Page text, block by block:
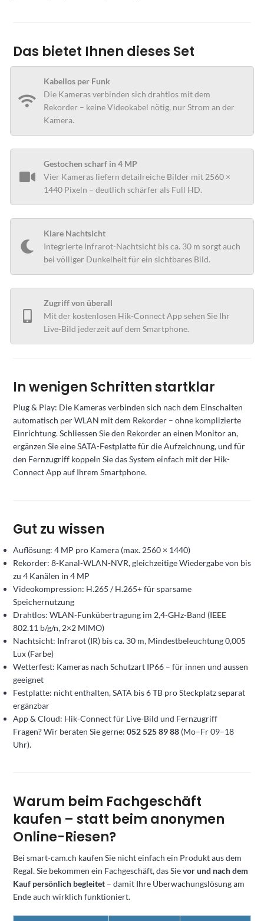
Das bietet Ihnen dieses Set
Kabellos per Funk
Die Kameras verbinden sich drahtlos mit dem
Rekorder – keine Videokabel nötig, nur Strom an der
Kamera.
Gestochen scharf in 4 MP
Vier Kameras liefern detailreiche Bilder mit 2560 ×
1440 Pixeln – deutlich schärfer als Full HD.
Klare Nachtsicht
Integrierte Infrarot-Nachtsicht bis ca. 30 m sorgt auch
bei völliger Dunkelheit für ein sichtbares Bild.
Zugriff von überall
Mit der kostenlosen Hik-Connect App sehen Sie Ihr
Live-Bild jederzeit auf dem Smartphone.
In wenigen Schritten startklar
Plug & Play: Die Kameras verbinden sich nach dem Einschalten
automatisch per WLAN mit dem Rekorder – ohne komplizierte
Einrichtung. Schliessen Sie den Rekorder an einen Monitor an,
ergänzen Sie eine SATA-Festplatte für die Aufzeichnung, und für
den Fernzugriff koppeln Sie das System einfach mit der Hik-
Connect App auf Ihrem Smartphone.
Gut zu wissen
Auflösung: 4 MP pro Kamera (max. 2560 × 1440)
Rekorder: 8-Kanal-WLAN-NVR, gleichzeitige Wiedergabe von bis
zu 4 Kanälen in 4 MP
Videokompression: H.265 / H.265+ für sparsame
Speichernutzung
Drahtlos: WLAN-Funkübertragung im 2,4-GHz-Band (IEEE
802.11 b/g/n, 2×2 MIMO)
Nachtsicht: Infrarot (IR) bis ca. 30 m, Mindestbeleuchtung 0,005
Lux (Farbe)
Wetterfest: Kameras nach Schutzart IP66 – für innen und aussen
geeignet
Festplatte: nicht enthalten, SATA bis 6 TB pro Steckplatz separat
ergänzbar
App & Cloud: Hik-Connect für Live-Bild und Fernzugriff
Fragen? Wir beraten Sie gerne: 052 525 89 88 (Mo–Fr 09–18
Uhr).
Warum beim Fachgeschäft
kaufen – statt beim anonymen
Online-Riesen?
Bei smart-cam.ch kaufen Sie nicht einfach ein Produkt aus dem
Regal. Sie bekommen ein Fachgeschäft, das Sievor und nach dem
Kauf persönlich begleitet – damit Ihre Überwachungslösung am
Ende auch wirklich funktioniert.